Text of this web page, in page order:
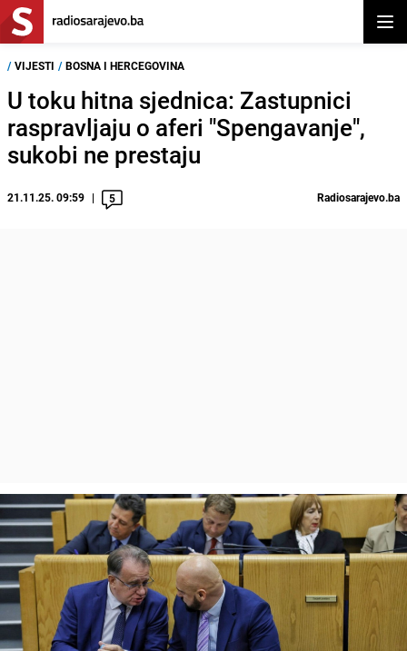
/ VIJESTI / BOSNA I HERCEGOVINA
U toku hitna sjednica: Zastupnici
raspravljaju o aferi "Spengavanje",
sukobi ne prestaju
21.11.25. 09:59 5 Radiosarajevo.ba